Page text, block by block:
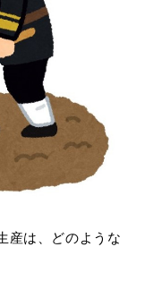
産は、どのような